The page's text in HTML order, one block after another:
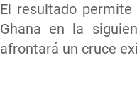
El resultado
Ghana en la
afrontará un cruce